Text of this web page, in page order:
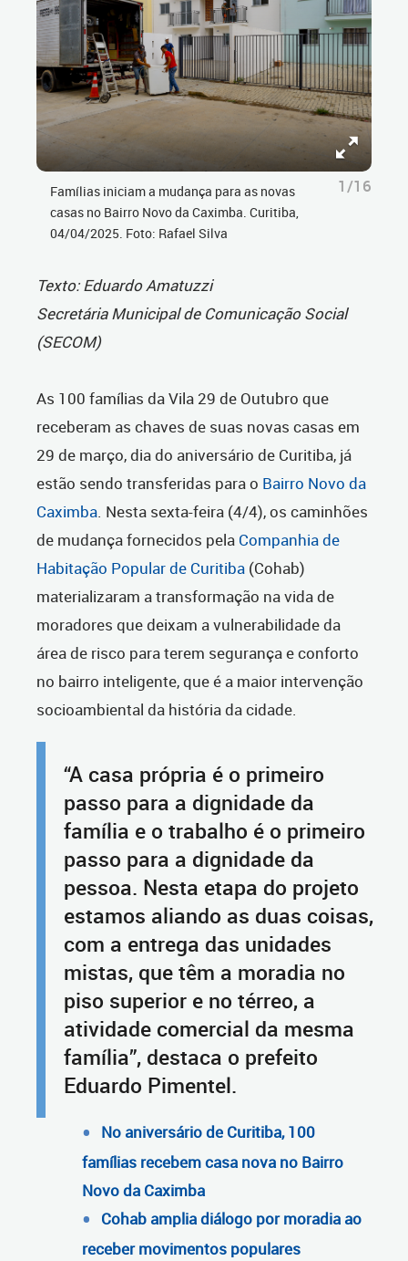
Famílias iniciam a mudança para as novas
casas no Bairro Novo da Caximba. Curitiba,
04/04/2025. Foto: Rafael Silva
1/16
Texto: Eduardo Amatuzzi
Secretária Municipal de Comunicação Social
(SECOM)
As 100 famílias da Vila 29 de Outubro que
receberam as chaves de suas novas casas em
29 de março, dia do aniversário de Curitiba, já
estão sendo transferidas para o Bairro Novo da
Caximba. Nesta sexta-feira (4/4), os caminhões
de mudança fornecidos pela Companhia de
Habitação Popular de Curitiba (Cohab)
materializaram a transformação na vida de
moradores que deixam a vulnerabilidade da
área de risco para terem segurança e conforto
no bairro inteligente, que é a maior intervenção
socioambiental da história da cidade.
“A casa própria é o primeiro
passo para a dignidade da
família e o trabalho é o primeiro
passo para a dignidade da
pessoa. Nesta etapa do projeto
estamos aliando as duas coisas,
com a entrega das unidades
mistas, que têm a moradia no
piso superior e no térreo, a
atividade comercial da mesma
família”, destaca o prefeito
Eduardo Pimentel.
No aniversário de Curitiba, 100
famílias recebem casa nova no Bairro
Novo da Caximba
Cohab amplia diálogo por moradia ao
receber movimentos populares